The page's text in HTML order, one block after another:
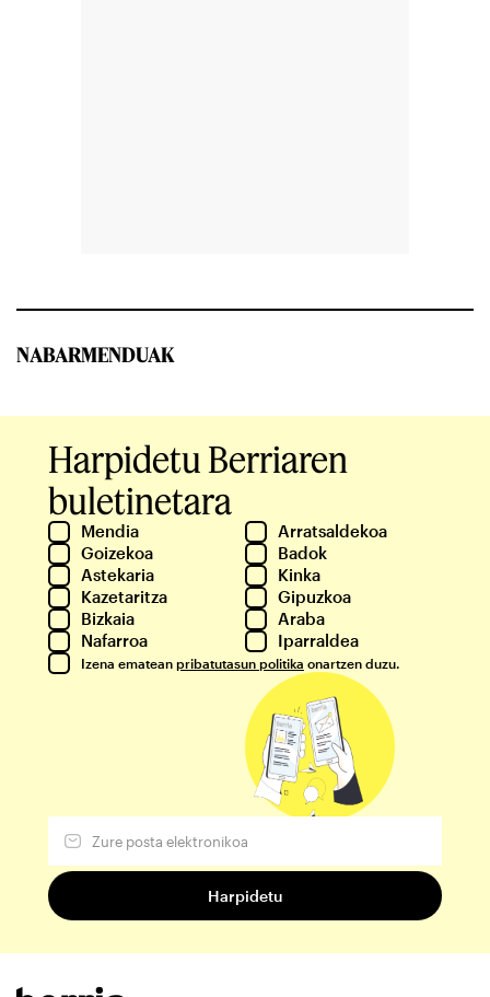
NABARMENDUAK
Harpidetu Berriaren
buletinetara
Mendia
Arratsaldekoa
Goizekoa
Badok
Astekaria
Kinka
Kazetaritza
Gipuzkoa
Bizkaia
Araba
Nafarroa
Iparraldea
Izena ematean pribatutasun politika onartzen duzu.